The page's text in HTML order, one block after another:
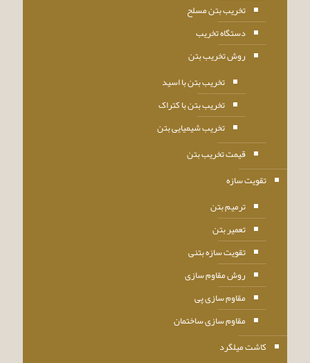
تخریب بتن مسلح
دستگاه تخریب
روش تخریب بتن
تخریب بتن با اسید
تخریب بتن با کتراک
تخریب شیمیایی بتن
قیمت تخریب بتن
تقویت سازه
ترمیم بتن
تعمیر بتن
تقویت سازه بتنی
روش مقاوم سازی
مقاوم سازی پی
مقاوم سازی ساختمان
کاشت میلگرد